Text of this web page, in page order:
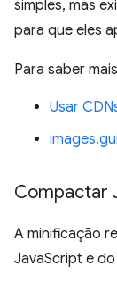
simples, mas
para que eles
Para saber
Usar
Compactar
A minificação
JavaScript e do